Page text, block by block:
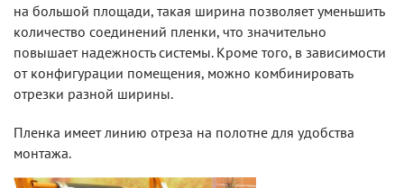
на большой площади, такая ширина позволяет уменьшить
количество соединений пленки, что значительно
повышает надежность системы. Кроме того, в зависимости
от конфигурации помещения, можно комбинировать
отрезки разной ширины.
Пленка имеет линию отреза на полотне для удобства
монтажа.